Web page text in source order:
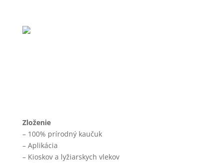
Zloženie
– 100% prírodný kaučuk
– Aplikácia
– Kioskov a lyžiarskych vlekov